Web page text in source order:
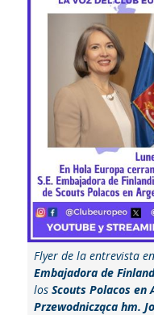
Flyer de la entrevista
Embajadora de
los Scouts Polacos en
Przewodnicząca hm.